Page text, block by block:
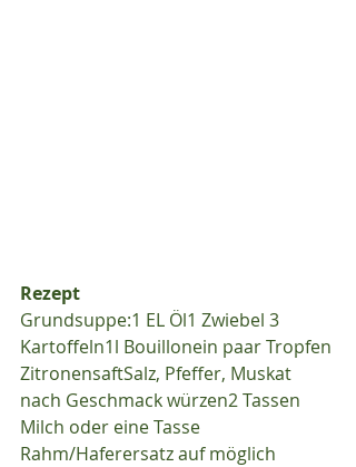
Rezept
Grundsuppe:1 EL Öl1 Zwiebel 3
Kartoffeln1l Bouillonein paar Tropfen
ZitronensaftSalz, Pfeffer, Muskat
nach Geschmack würzen2 Tassen
Milch oder eine Tasse
Rahm/Haferersatz auf möglich